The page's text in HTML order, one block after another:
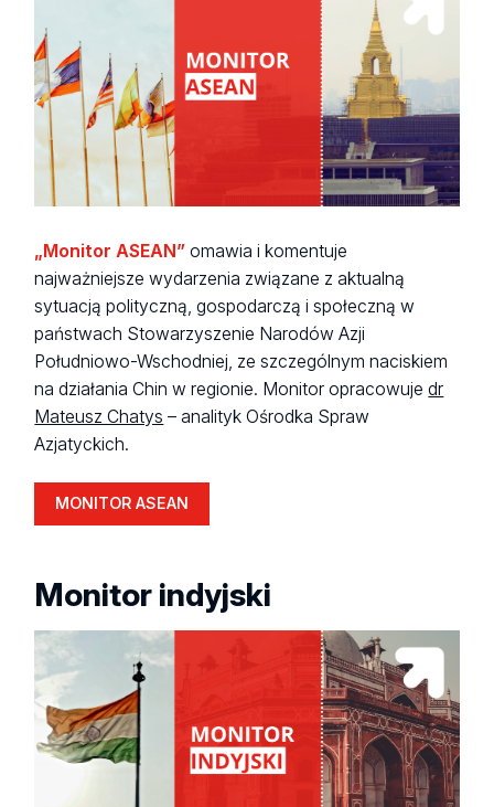
„Monitor ASEAN” omawia i komentuje
najważniejsze wydarzenia związane z aktualną
sytuacją polityczną, gospodarczą i społeczną w
państwach Stowarzyszenie Narodów Azji
Południowo-Wschodniej, ze szczególnym naciskiem
na działania Chin w regionie. Monitor opracowujedr
Mateusz Chatys – analityk Ośrodka Spraw
Azjatyckich.
MONITOR ASEAN
Monitor indyjski